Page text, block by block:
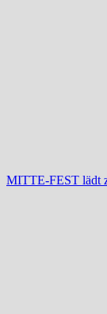
MITTE-FEST lädt